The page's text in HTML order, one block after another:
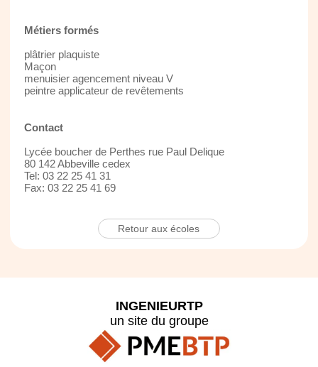
Métiers formés
plâtrier plaquiste
Maçon
menuisier agencement niveau V
peintre applicateur de revêtements
Contact
Lycée boucher de Perthes rue Paul Delique
80 142 Abbeville cedex
Tel: 03 22 25 41 31
Fax: 03 22 25 41 69
Retour aux écoles
INGENIEURTP
un site du groupe